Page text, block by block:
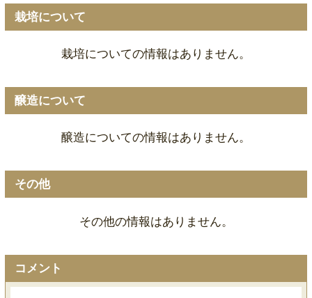
栽培について
栽培についての情報はありません。
醸造について
醸造についての情報はありません。
その他
その他の情報はありません。
コメント